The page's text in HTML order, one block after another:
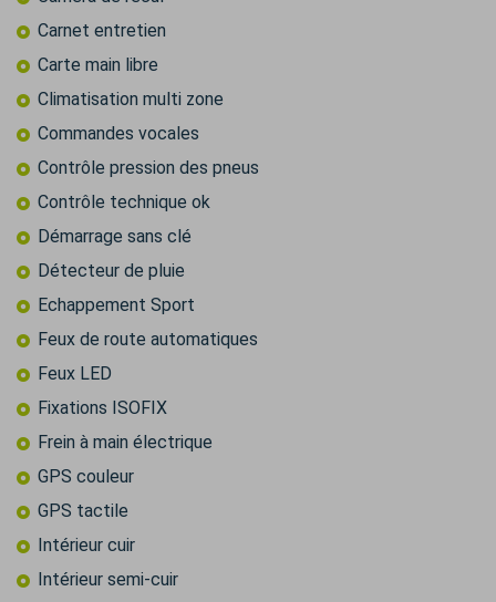
Carnet entretien
Carte main libre
Climatisation multi zone
Commandes vocales
Contrôle pression des pneus
Contrôle technique ok
Démarrage sans clé
Détecteur de pluie
Echappement Sport
Feux de route automatiques
Feux LED
Fixations ISOFIX
Frein à main électrique
GPS couleur
GPS tactile
Intérieur cuir
Intérieur semi-cuir